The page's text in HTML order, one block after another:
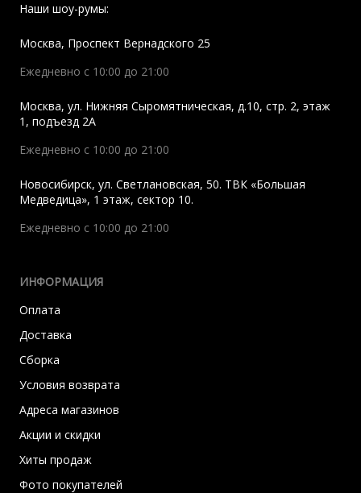
Наши шоу-румы:
Москва, Проспект Вернадского 25
Ежедневно с 10:00 до 21:00
Москва, ул. Нижняя Сыромятническая, д.10, стр. 2, этаж
1, подъезд 2A
Ежедневно с 10:00 до 21:00
Новосибирск, ул. Светлановская, 50. ТВК «Большая
Медведица», 1 этаж, сектор 10.
Ежедневно с 10:00 до 21:00
ИНФОРМАЦИЯ
Оплата
Доставка
Сборка
Условия возврата
Адреса магазинов
Акции и скидки
Хиты продаж
Фото покупателей